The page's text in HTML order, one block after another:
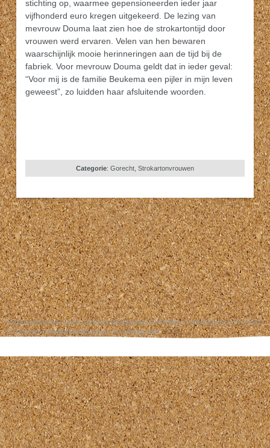
stichting op, waarmee gepensioneerden ieder jaar
vijfhonderd euro kregen uitgekeerd. De lezing van
mevrouw Douma laat zien hoe de strokartontijd door
vrouwen werd ervaren. Velen van hen bewaren
waarschijnlijk mooie herinneringen aan de tijd bij de
fabriek. Voor mevrouw Douma geldt dat in ieder geval:
“Voor mij is de familie Beukema een pijler in mijn leven
geweest”, zo luidden haar afsluitende woorden.
Categorie: Gorecht Strokartonvrouwen
Organisatiebureau Geert Lameris | Museumhuis Groningen | Lopendediep 8 | 9712 NW
| Groningen | info@erfgoedpartners.nl | website doorch2.nl